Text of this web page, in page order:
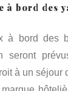
à bord des
à bord des
seront
à un séjour